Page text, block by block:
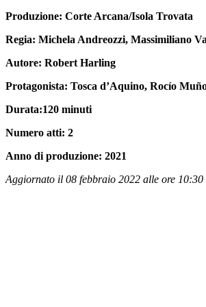
Produzione: Corte Arcana/Isola Trovata
Regia: Michela Andreozzi, Massimiliano
Autore: Robert Harling
Protagonista: Tosca d’Aquino, Rocío
Durata:120 minuti
Numero atti: 2
Anno di produzione: 2021
Aggiornato il 08 febbraio 2022 alle ore 10:30